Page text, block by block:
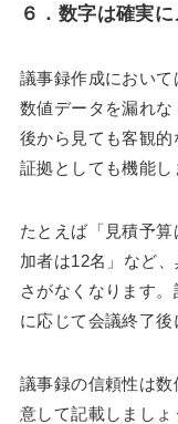
６． 数字は確実に
議事録作成におい
数値データを漏れ
後から見ても客観的
証拠としても機能し
たとえば「見積予
加者は12名」など
さがなくなります
に応じて会議終了後
議事録の信頼性は
意して記載しましょ